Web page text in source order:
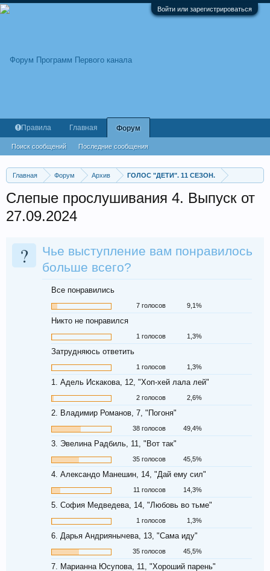
Войти или зарегистрироваться
Главная Форум Архив ГОЛОС "ДЕТИ". 11 СЕЗОН.
Слепые прослушивания 4. Выпуск от
27.09.2024
?
Чье выступление вам понравилось
больше всего?
Все понравились
7 голосов 9,1%
Никто не понравился
1 голосов 1,3%
Затрудняюсь ответить
1 голосов 1,3%
1. Адель Искакова, 12, "Хоп-хей лала лей"
2 голосов 2,6%
2. Владимир Романов, 7, "Погоня"
38 голосов 49,4%
3. Эвелина Радбиль, 11, "Вот так"
35 голосов 45,5%
4. Александо Манешин, 14, "Дай ему сил"
11 голосов 14,3%
5. София Медведева, 14, "Любовь во тьме"
1 голосов 1,3%
6. Дарья Андриянычева, 13, "Сама иду"
35 голосов 45,5%
7. Марианна Юсупова, 11, "Хороший парень"
Правила Главная Форум
Поиск сообщений Последние сообщения